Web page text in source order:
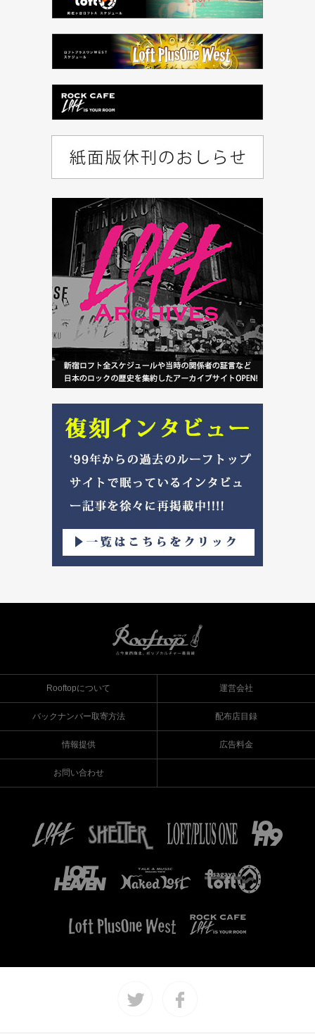
Rooftopについて 運営会社
バックナンバー取寄方法 配布店目録
情報提供 広告料金
お問い合わせ